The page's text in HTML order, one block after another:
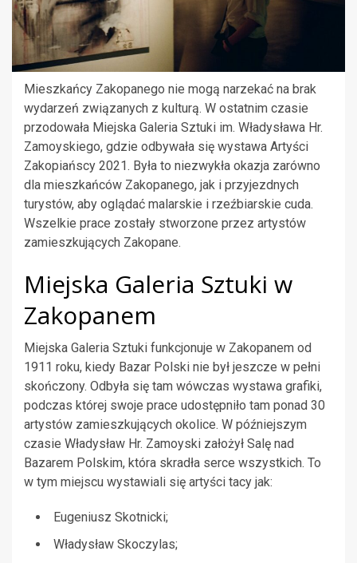
Mieszkańcy Zakopanego nie mogą narzekać na brak
wydarzeń związanych z kulturą. W ostatnim czasie
przodowała Miejska Galeria Sztuki im. Władysława Hr.
Zamoyskiego, gdzie odbywała się wystawa Artyści
Zakopiańscy 2021. Była to niezwykła okazja zarówno
dla mieszkańców Zakopanego, jak i przyjezdnych
turystów, aby oglądać malarskie i rzeźbiarskie cuda.
Wszelkie prace zostały stworzone przez artystów
zamieszkujących Zakopane.
Miejska Galeria Sztuki w
Zakopanem
Miejska Galeria Sztuki funkcjonuje w Zakopanem od
1911 roku, kiedy Bazar Polski nie był jeszcze w pełni
skończony. Odbyła się tam wówczas wystawa grafiki,
podczas której swoje prace udostępniło tam ponad 30
artystów zamieszkujących okolice. W późniejszym
czasie Władysław Hr. Zamoyski założył Salę nad
Bazarem Polskim, która skradła serce wszystkich. To
w tym miejscu wystawiali się artyści tacy jak:
Eugeniusz Skotnicki;
Władysław Skoczylas;